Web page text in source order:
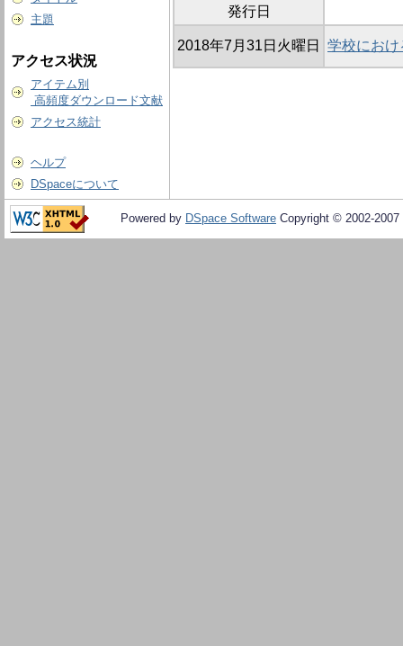
主題
アクセス状況
アイテム別
高頻度ダウンロード文献
アクセス統計
ヘルプ
DSpaceについて
発行日
2018年7月31日火曜日 学校にお
Powered by DSpace Software Copyright © 2002-2007